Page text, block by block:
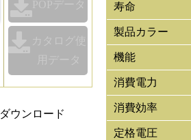
POPデータ
カタログ使
用データ
ダウンロード
寿命
製品カラー
機能
消費電力
消費効率
定格電圧